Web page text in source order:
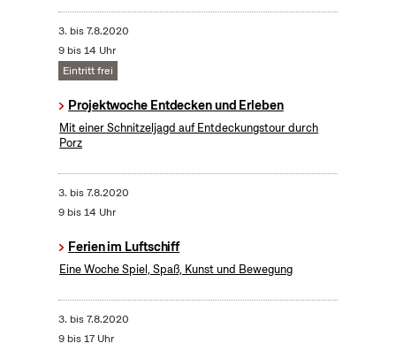
3. bis7.8.2020
9 bis 14 Uhr
Eintritt frei
Projektwoche Entdecken und Erleben
Mit einer Schnitzeljagd auf Entdeckungstour durch
Porz
3. bis7.8.2020
9 bis 14 Uhr
Ferien im Luftschiff
Eine Woche Spiel, Spaß, Kunst und Bewegung
3. bis7.8.2020
9 bis 17 Uhr